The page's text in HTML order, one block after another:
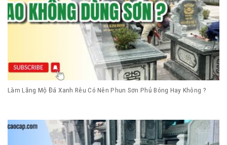
Làm Lăng Mộ Đá Xanh Rêu Có Nên Phun Sơn Phủ Bóng Hay Không ?